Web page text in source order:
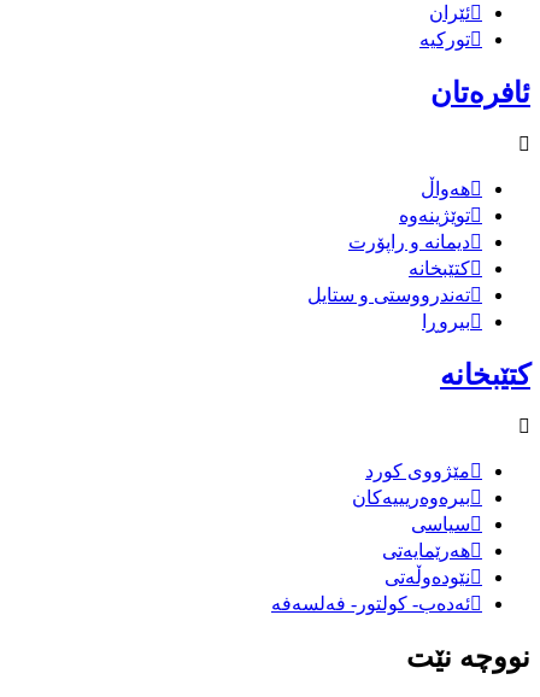
ئێران
تورکیە
ئافرەتان
هەواڵ
توێژینەوە
دیمانە و راپۆرت
کتێبخانە
تەندرووستی و ستایل
بیروڕا
کتێبخانە
مێژووى کورد
بیرەوەریییەکان
سیاسى
هەرێمایەتی
نێودەوڵەتی
ئەدەب- کولتور- فەلسەفە
نووچە نێت